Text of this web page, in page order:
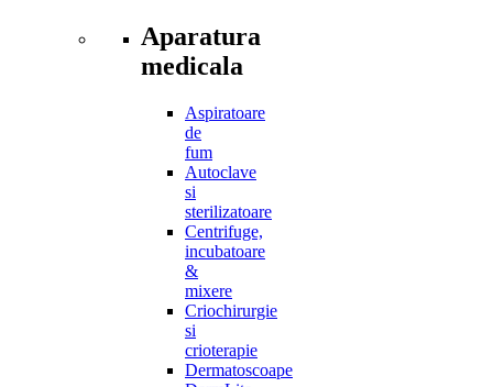
Aparatura
medicala
Aspiratoare
de
fum
Autoclave
si
sterilizatoare
Centrifuge,
incubatoare
&
mixere
Criochirurgie
si
crioterapie
Dermatoscoape